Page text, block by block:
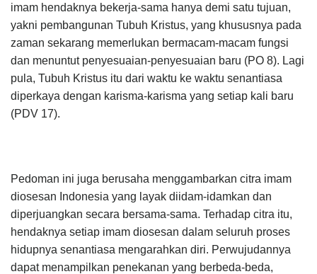
imam hendaknya bekerja-sama hanya demi satu tujuan,
yakni pembangunan Tubuh Kristus, yang khususnya pada
zaman sekarang memerlukan bermacam-macam fungsi
dan menuntut penyesuaian-penyesuaian baru (PO 8). Lagi
pula, Tubuh Kristus itu dari waktu ke waktu senantiasa
diperkaya dengan karisma-karisma yang setiap kali baru
(PDV 17).
Pedoman ini juga berusaha menggambarkan citra imam
diosesan Indonesia yang layak diidam-idamkan dan
diperjuangkan secara bersama-sama. Terhadap citra itu,
hendaknya setiap imam diosesan dalam seluruh proses
hidupnya senantiasa mengarahkan diri. Perwujudannya
dapat menampilkan penekanan yang berbeda-beda,